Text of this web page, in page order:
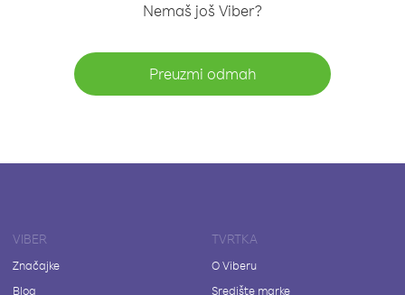
Nemaš još Viber?
Preuzmi odmah
VIBER
Značajke
Blog
TVRTKA
O Viberu
Središte marke